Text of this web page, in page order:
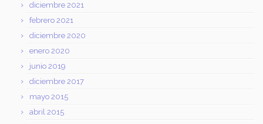
diciembre 2021
febrero 2021
diciembre 2020
enero 2020
junio 2019
diciembre 2017
mayo 2015
abril 2015